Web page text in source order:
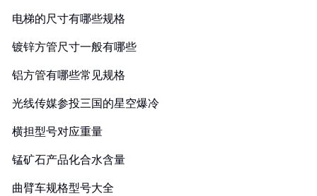
电梯的尺寸有哪些规格
镀锌方管尺寸一般有哪些
铝方管有哪些常见规格
光线传媒参投三国的星空爆冷
横担型号对应重量
锰矿石产品化合水含量
曲臂车规格型号大全